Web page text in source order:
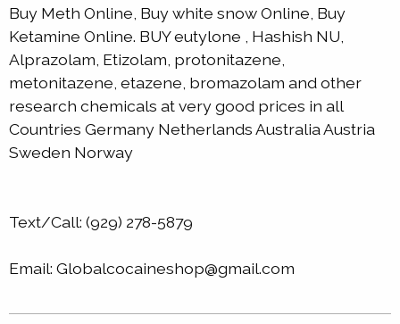
Buy Meth Online, Buy white snow Online, Buy
Ketamine Online. BUY eutylone , Hashish NU,
Alprazolam, Etizolam, protonitazene,
metonitazene, etazene, bromazolam and other
research chemicals at very good prices in all
Countries Germany Netherlands Australia Austria
Sweden Norway
Text/Call: (929) 278-5879
Email: Globalcocaineshop@gmail.com